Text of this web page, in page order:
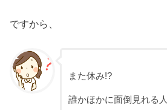
ですから、
また休み!?
誰かほかに面倒見れる人